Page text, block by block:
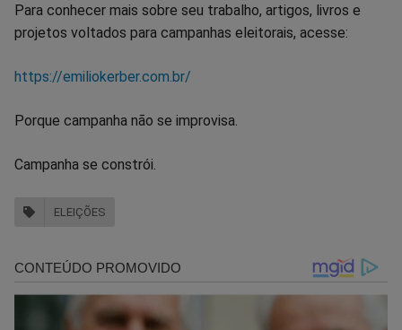
Para conhecer mais sobre seu trabalho, artigos, livros e
projetos voltados para campanhas eleitorais, acesse:
https://emiliokerber.com.br/
Porque campanha não se improvisa.
Campanha se constrói.
ELEIÇÕES